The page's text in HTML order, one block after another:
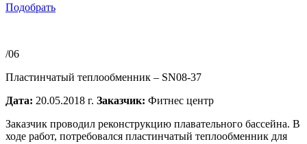
Подобрать
/06
Пластинчатый теплообменник – SN08-37
Дата: 20.05.2018 г. Заказчик: Фитнес центр
Заказчик проводил реконструкцию плавательного бассейна. В
ходе работ, потребовался пластинчатый теплообменник для